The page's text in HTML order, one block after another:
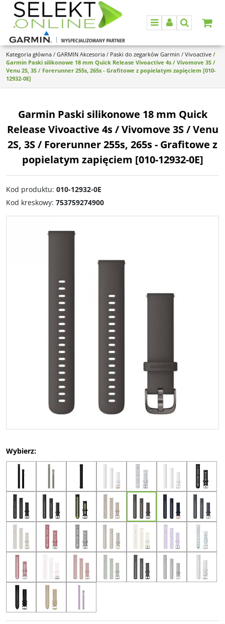
MenuPanelSzukaj
Kategoria główna / GARMIN Akcesoria / Paski do zegarków Garmin / Vivoactive /
Garmin Paski silikonowe 18 mm Quick Release Vivoactive 4s / Vivomove 3S /
Venu 2S, 3S / Forerunner 255s, 265s - Grafitowe z popielatym zapięciem [010-
12932-0E]
Garmin Paski silikonowe 18 mm Quick
Release Vivoactive 4s / Vivomove 3S / Venu
2S, 3S / Forerunner 255s, 265s - Grafitowe z
popielatym zapięciem [010-12932-0E]
Kod produktu: 010-12932-0E
Kod kreskowy: 753759274900
Wybierz: